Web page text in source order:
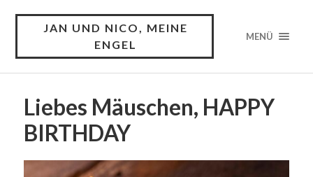
JAN UND NICO, MEINE
ENGEL
MENÜ
Liebes Mäuschen, HAPPY
BIRTHDAY